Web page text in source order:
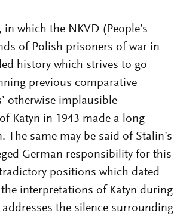
which the NKVD (People’s
of Polish prisoners of war in
history which strives to go
previous comparative
otherwise implausible
Katyn in 1943 made a long
same may be said of Stalin’s
German responsibility for this
positions which dated
interpretations of Katyn during
the silence surrounding